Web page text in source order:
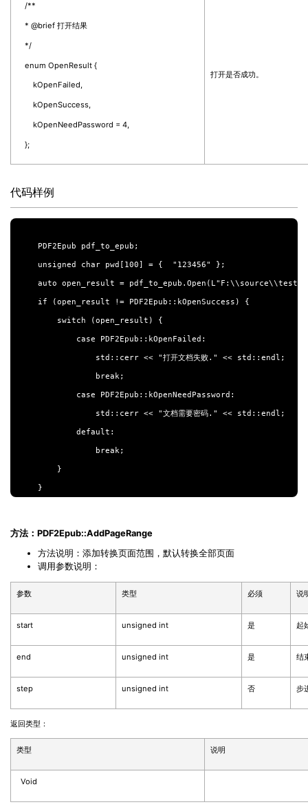
/**
* @brief 打开结果
*/
enum OpenResult {
kOpenFailed,
kOpenSuccess,
kOpenNeedPassword = 4,
};
打开是否成功。
代码样例
PDF2Epub pdf_to_epub;
unsigned char pwd[100] = {  "123456" };
auto open_result =
if (open_result != PDF2Epub::kOpenSuccess) {
    switch (open_result) {
        case PDF2Epub::kOpenFailed:
            std::cerr << "打开文档失败." << std::endl;
            break;
        case PDF2Epub::kOpenNeedPassword:
            std::cerr << "文档需要密码." << std::endl;
        default:
            break;
    }
方法：PDF2Epub::AddPageRange
方法说明：添加转换页面范围，默认转换全部页面
调用参数说明：
参数 类型 必须 说
start unsigned int 是 起
end unsigned int 是 结
step unsigned int 否 步
返回类型：
类型 说明
Void